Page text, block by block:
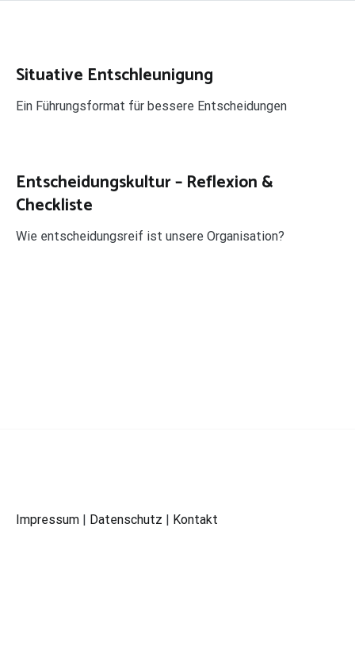
Situative Entschleunigung
Ein Führungsformat für bessere Entscheidungen
Entscheidungskultur – Reflexion &
Checkliste
Wie entscheidungsreif ist unsere Organisation?
Impressum | Datenschutz | Kontakt